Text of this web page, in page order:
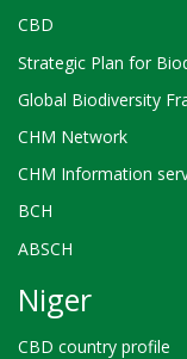
CBD
Strategic Plan for
Global Biodiversity
CHM Network
CHM Information
BCH
ABSCH
Niger
CBD country profile